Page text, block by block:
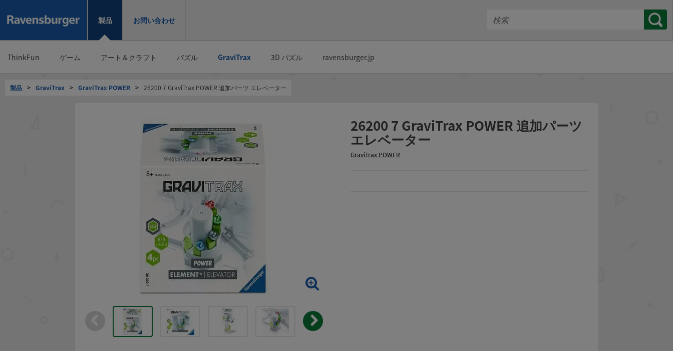
製品
ThinkFun ゲーム アート＆クラフト パズル GraviTrax 3D パズル ravensburger.jp
お問い合わせ
製品 > GraviTrax > GraviTrax POWER > 26200 7 GraviTrax POWER 追加パーツ エレベーター
26200 7 GraviTrax POWER 追加パーツ
エレベーター
GraviTrax POWER